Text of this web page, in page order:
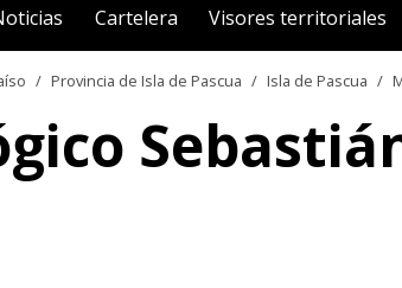
Cartelera Visores territoriales
Provincia de Isla de Pascua Isla de Pascua